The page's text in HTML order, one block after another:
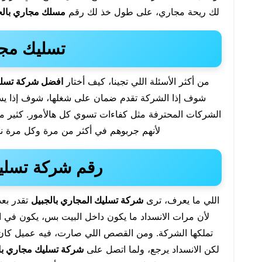
لك ريحة مجاري، على طول خذ لك رقم مسلك مجاري
تسليك
من أكثر الأسئلة اللي تجينا، كيف أختارافضل شركة
شوف إذا الشركة تقدم ضمان على شغلها، شوف إذا
الشركات المحترفة مثل كفاءات تسوي كل هالأمور. كثير
لأنهم جربوهم في أكثر من مرة وكل مرة
رقم شركة
اللي ما يعرف، ترى شركة تسليك المجاري بالجبيل تقدر
لأن مرات الانسداد ما يكون داخل البيت بس، يكون في
تملكها الشركة. ومن القصص اللي صارت، فيه عميل
لكن الانسداد يرجع، ولما اتصل علىشركة تسليك مجاري